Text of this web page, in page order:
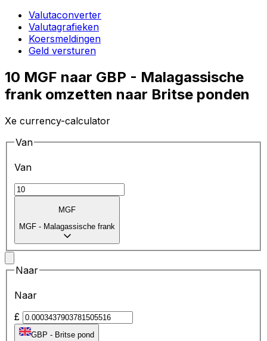
Valutaconverter
Valutagrafieken
Koersmeldingen
Geld versturen
10 MGF naar GBP - Malagassische
frank omzetten naar Britse ponden
Xe currency-calculator
Van
Van
MGF
MGF - Malagassische frank
Naar
Naar
£
GBP - Britse pond